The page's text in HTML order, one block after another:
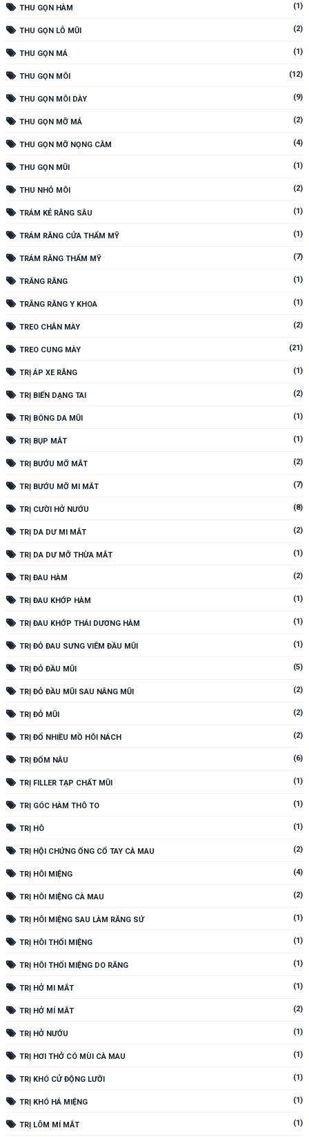
THU GỌN HÀM (1)
THU GỌN LỖ MŨI (2)
THU GỌN MÁ (1)
THU GỌN MÔI (12)
THU GỌN MÔI DÀY (9)
THU GỌN MỠ MÁ (2)
THU GỌN MỠ NỌNG CẰM (4)
THU GỌN MŨI (1)
THU NHỎ MÔI (2)
TRÁM KẺ RĂNG SÂU (1)
TRÁM RĂNG CỬA THẨM MỸ (1)
TRÁM RĂNG THẨM MỸ (7)
TRẮNG RĂNG (1)
TRẮNG RĂNG Y KHOA (1)
TREO CHÂN MÀY (2)
TREO CUNG MÀY (21)
TRỊ ÁP XE RĂNG (1)
TRỊ BIẾN DẠNG TAI (2)
TRỊ BÓNG DA MŨI (1)
TRỊ BỤP MẮT (1)
TRỊ BƯỚU MỠ MẮT (2)
TRỊ BƯỚU MỠ MI MẮT (7)
TRỊ CƯỜI HỞ NƯỚU (8)
TRỊ DA DƯ MI MẮT (2)
TRỊ DA DƯ MỠ THỪA MẮT (1)
TRỊ ĐAU HÀM (2)
TRỊ ĐAU KHỚP HÀM (1)
TRỊ ĐAU KHỚP THÁI DƯƠNG HÀM (1)
TRỊ ĐỎ ĐAU SƯNG VIÊM ĐẦU MŨI (1)
TRỊ ĐỎ ĐẦU MŨI (5)
TRỊ ĐỎ ĐẦU MŨI SAU NÂNG MŨI (2)
TRỊ ĐỎ MŨI (2)
TRỊ ĐỔ NHIỀU MỒ HÔI NÁCH (2)
TRỊ ĐỐM NÂU (6)
TRỊ FILLER TẠP CHẤT MŨI (1)
TRỊ GÓC HÀM THÔ TO (1)
TRỊ HÔ (1)
TRỊ HỘI CHỨNG ỐNG CỔ TAY CÀ MAU (2)
TRỊ HÔI MIỆNG (4)
TRỊ HÔI MIỆNG CÀ MAU (2)
TRỊ HÔI MIỆNG SAU LÀM RĂNG SỨ (1)
TRỊ HÔI THỐI MIỆNG (1)
TRỊ HÔI THỐI MIỆNG DO RĂNG (1)
TRỊ HỞ MI MẮT (1)
TRỊ HỞ MÍ MẮT (2)
TRỊ HỞ NƯỚU (1)
TRỊ HƠI THỞ CÓ MÙI CÀ MAU (1)
TRỊ KHÓ CỬ ĐỘNG LƯỠI (1)
TRỊ KHÓ HÁ MIỆNG (1)
TRỊ LÕM MÍ MẮT (1)